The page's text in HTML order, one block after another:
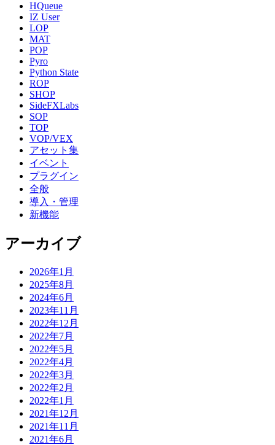
HQueue
IZ User
LOP
MAT
POP
Pyro
Python State
ROP
SHOP
SideFXLabs
SOP
TOP
VOP/VEX
アセット集
イベント
プラグイン
全般
導入・管理
新機能
アーカイブ
2026年1月
2025年8月
2024年6月
2023年11月
2022年12月
2022年7月
2022年5月
2022年4月
2022年3月
2022年2月
2022年1月
2021年12月
2021年11月
2021年6月